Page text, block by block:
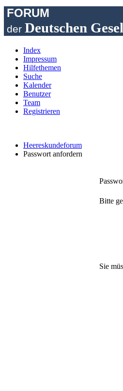
FORUM
der Deutschen
Index
Impressum
Hilfethemen
Suche
Kalender
Benutzer
Team
Registrieren
Heereskundeforum
Passwort anfordern
Bitte
Sie